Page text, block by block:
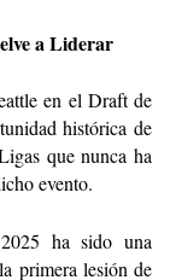
a Liderar
en el Draft de
histórica de
que nunca ha
evento.
ha sido una
primera lesión de